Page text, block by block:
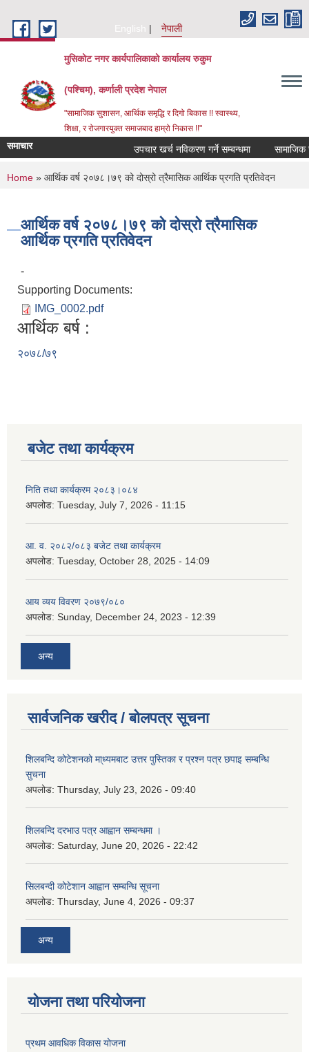
English
नेपाली
मुसिकोट नगर कार्यपालिकाको कार्यालय रुकुम
(पश्चिम), कर्णाली प्रदेश नेपाल
"सामाजिक सुशासन, आर्थिक समृद्धि र दिगो बिकास !! स्वास्थ्य,
शिक्षा, र रोजगारयुक्त समाजबाद हाम्रो निकास !!"
समाचार उपचार खर्च नविकरण गर्ने सम्बन्धमा
You are here
Home » आर्थिक वर्ष २०७८।७९ को दोस्रो त्रैमासिक आर्थिक प्रगति प्रतिवेदन
आर्थिक वर्ष २०७८।७९ को दोस्रो त्रैमासिक
आर्थिक प्रगति प्रतिवेदन
-
Supporting Documents:
IMG_0002.pdf
आर्थिक बर्ष :
२०७८/७९
बजेट तथा कार्यक्रम
निति तथा कार्यक्रम २०८३।०८४
अपलोड: Tuesday, July 7, 2026 - 11:15
आ. व. २०८२/०८३ बजेट तथा कार्यक्रम
अपलोड: Tuesday, October 28, 2025 - 14:09
आय व्यय विवरण २०७९/०८०
अपलोड: Sunday, December 24, 2023 - 12:39
अन्य
सार्वजनिक खरीद / बोलपत्र सूचना
शिलबन्दि कोटेशनको मा्ध्यमबाट उत्तर पुस्तिका र प्रश्न पत्र छपाइ सम्बन्धि
सुचना
अपलोड: Thursday, July 23, 2026 - 09:40
शिलबन्दि दरभाउ पत्र आह्वान सम्बन्धमा ।
अपलोड: Saturday, June 20, 2026 - 22:42
सिलबन्दी कोटेशान आह्वान सम्बन्धि सूचना
अपलोड: Thursday, June 4, 2026 - 09:37
अन्य
योजना तथा परियोजना
प्रथम आवधिक विकास योजना